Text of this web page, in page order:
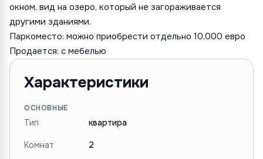
окном, вид на озеро, который не загораживается
другими зданиями.
Паркоместо: можно приобрести отдельно 10,000 евро
Продается: с мебелью
Характеристики
ОСНОВНЫЕ
Тип квартира
Комнат 2